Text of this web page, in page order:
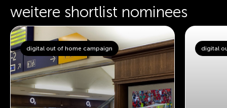
weitere shortlist nominees
digital out of home campaign digital